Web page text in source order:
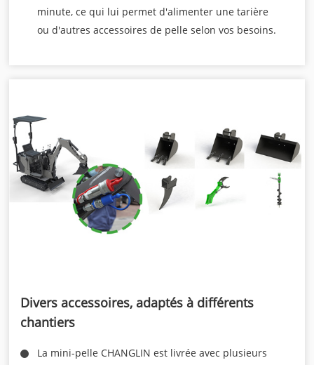
minute, ce qui lui permet d'alimenter une tarière
ou d'autres accessoires de pelle selon vos besoins.
Divers accessoires, adaptés à différents
chantiers
La mini-pelle CHANGLIN est livrée avec plusieurs